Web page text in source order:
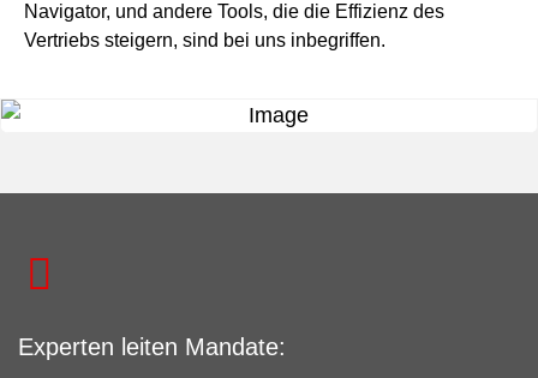
Navigator, und andere Tools, die die Effizienz des
Vertriebs steigern, sind bei uns inbegriffen.
Experten leiten Mandate: